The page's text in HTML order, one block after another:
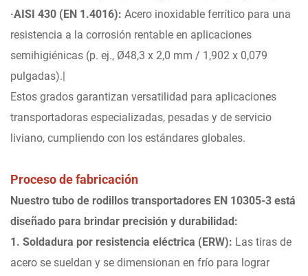
·AISI 430 (EN 1.4016): Acero inoxidable ferrítico para una
resistencia a la corrosión rentable en aplicaciones
semihigiénicas (p. ej., Ø48,3 x 2,0 mm / 1,902 x 0,079
pulgadas).|
Estos grados garantizan versatilidad para aplicaciones
transportadoras especializadas, pesadas y de servicio
liviano, cumpliendo con los estándares globales.
Proceso de fabricación
Nuestro tubo de rodillos transportadores EN 10305-3 está
diseñado para brindar precisión y durabilidad:
1. Soldadura por resistencia eléctrica (ERW): Las tiras de
acero se sueldan y se dimensionan en frío para lograr